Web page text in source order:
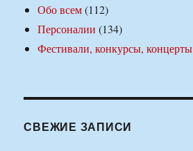
Обо всем(112)
Персоналии (134)
Фестивали, конкурсы, концерты
СВЕЖИЕ ЗАПИСИ